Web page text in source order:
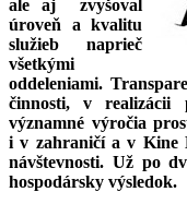
ale aj zvyšoval
úroveň a kvalitu
služieb naprieč
všetkými
oddeleniami.
činnosti, v realizácii
významné výročia
i v zahraničí a v Kine
návštevnosti. Už po
hospodársky výsledok.